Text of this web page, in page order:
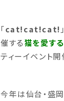
「cat!cat!cat!
催する猫を愛す
ティーイベント
今年は仙台・盛